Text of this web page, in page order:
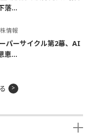
落...
情報
パーサイクル第2幕、AI
恵...